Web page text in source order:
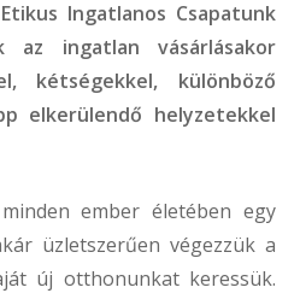
Ingatlanos Csapatunk
az ingatlan vásárlásakor
kétségekkel, különböző
elkerülendő helyzetekkel
ember életében egy
üzletszerűen végezzük a
új otthonunkat keressük.